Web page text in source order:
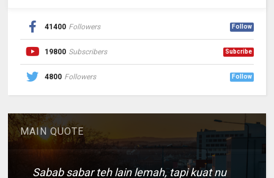
41400 Followers Follow
19800 Subscribers Subcribe
4800 Followers Follow
MAIN QUOTE
Sabab sabar teh lain lemah, tapi kuat nu